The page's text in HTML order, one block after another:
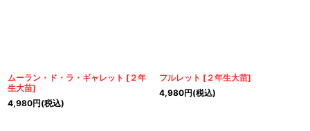
ムーラン・ド・ラ・ギャレット [ ２年
生大苗]
4,980円(税込)
フルレット [ ２年生大苗]
4,980円(税込)